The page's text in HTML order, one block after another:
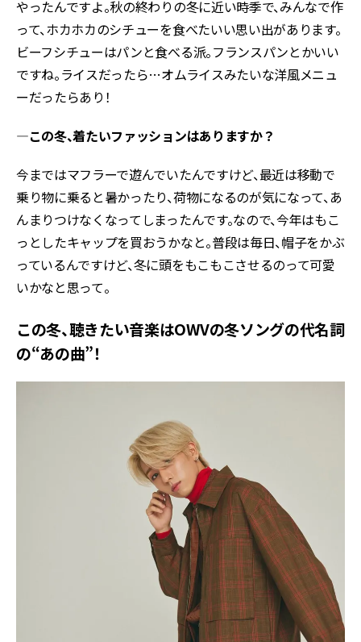
やったんですよ。秋の終わりの冬に近い時季で、みんなで作
って、ホカホカのシチューを食べたいい思い出があります。
ビーフシチューはパンと食べる派。フランスパンとかいい
ですね。ライスだったら…オムライスみたいな洋風メニュ
ーだったらあり！
―この冬、着たいファッションはありますか？
今まではマフラーで遊んでいたんですけど、最近は移動で
乗り物に乗ると暑かったり、荷物になるのが気になって、あ
んまりつけなくなってしまったんです。なので、今年はもこ
っとしたキャップを買おうかなと。普段は毎日、帽子をかぶ
っているんですけど、冬に頭をもこもこさせるのって可愛
いかなと思って。
この冬、聴きたい音楽はOWVの冬ソングの代名詞
の“あの曲”！